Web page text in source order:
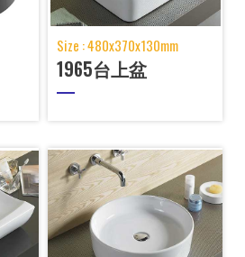
Size : 480x370x130mm
1965台上盆